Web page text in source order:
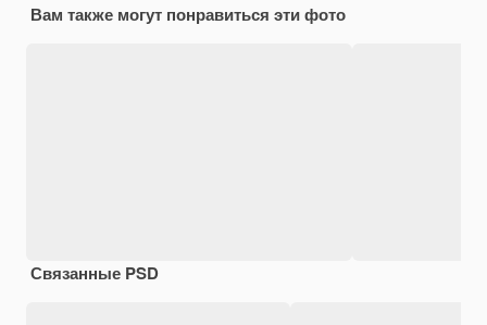
Вам также могут понравиться эти фото
Связанные PSD